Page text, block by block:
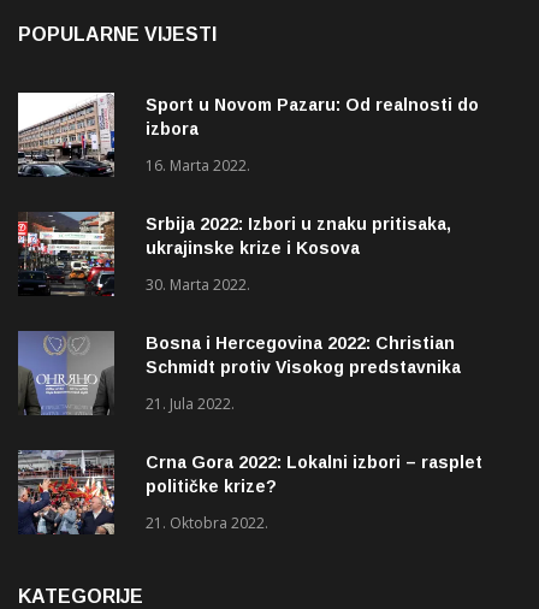
POPULARNE VIJESTI
Sport u Novom Pazaru: Od realnosti do
izbora
16. Marta 2022.
Srbija 2022: Izbori u znaku pritisaka,
ukrajinske krize i Kosova
30. Marta 2022.
Bosna i Hercegovina 2022: Christian
Schmidt protiv Visokog predstavnika
21. Jula 2022.
Crna Gora 2022: Lokalni izbori – rasplet
političke krize?
21. Oktobra 2022.
KATEGORIJE